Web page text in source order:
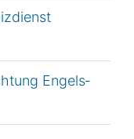
Engels­